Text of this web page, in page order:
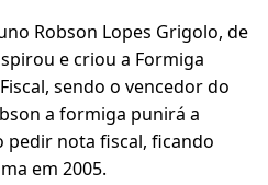
Robson Lopes Grigolo, de
e criou a Formiga
sendo o vencedor do
a formiga punirá a
pedir nota fiscal, ficando
em 2005.